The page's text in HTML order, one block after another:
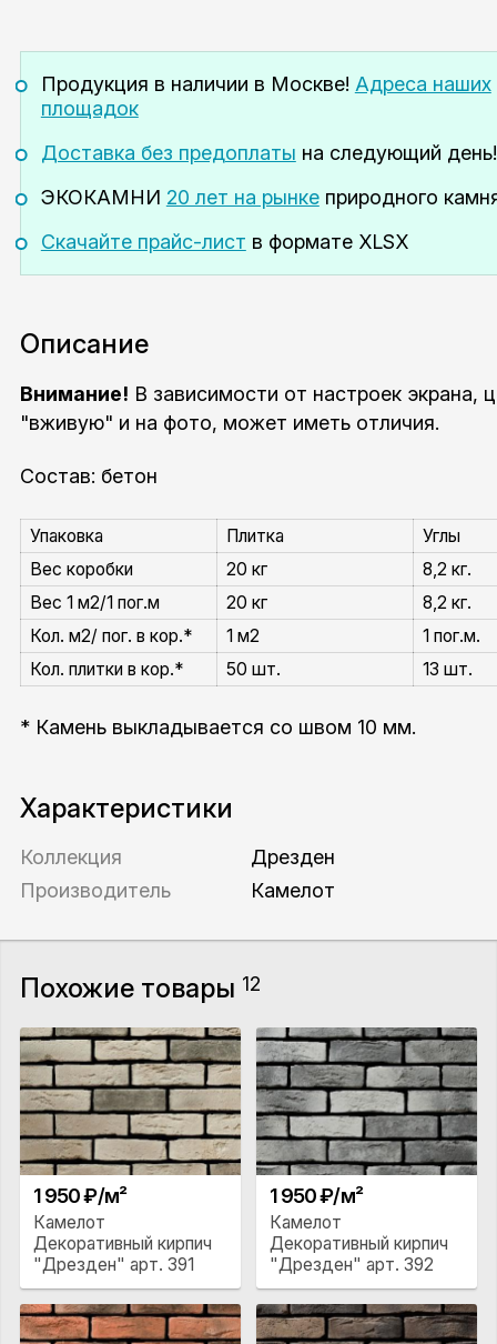
Продукция в наличии в Москве! Адреса наших
площадок
Доставка без предоплаты на следующий день!
ЭКОКАМНИ 20 лет на рынкеприродного
Скачайте прайс-лист в формате XLSX
Описание
Внимание! В зависимости от настроек экрана,
"вживую" и на фото, может иметь отличия.
Состав: бетон
Упаковка Плитка
Углы
Вес коробки
20 кг
8,2 кг.
Вес 1 м2/1 пог.м
20 кг
8,2 кг.
Кол. м2/ пог. в кор.*
1 м2
1 пог.м.
Кол. плитки в кор.*
50 шт. 13 шт.
* Камень выкладывается со швом 10 мм.
Характеристики
Коллекция
Дрезден
Производитель
Камелот
Похожие товары 12
1 950 ₽/м²
Камелот
Декоративный кирпич
"Дрезден" арт. 391
1 950 ₽/м²
Камелот
Декоративный кирпич
"Дрезден" арт. 392